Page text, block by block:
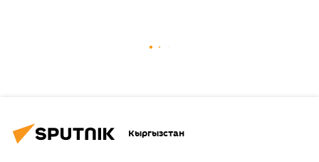
Кыргызстан